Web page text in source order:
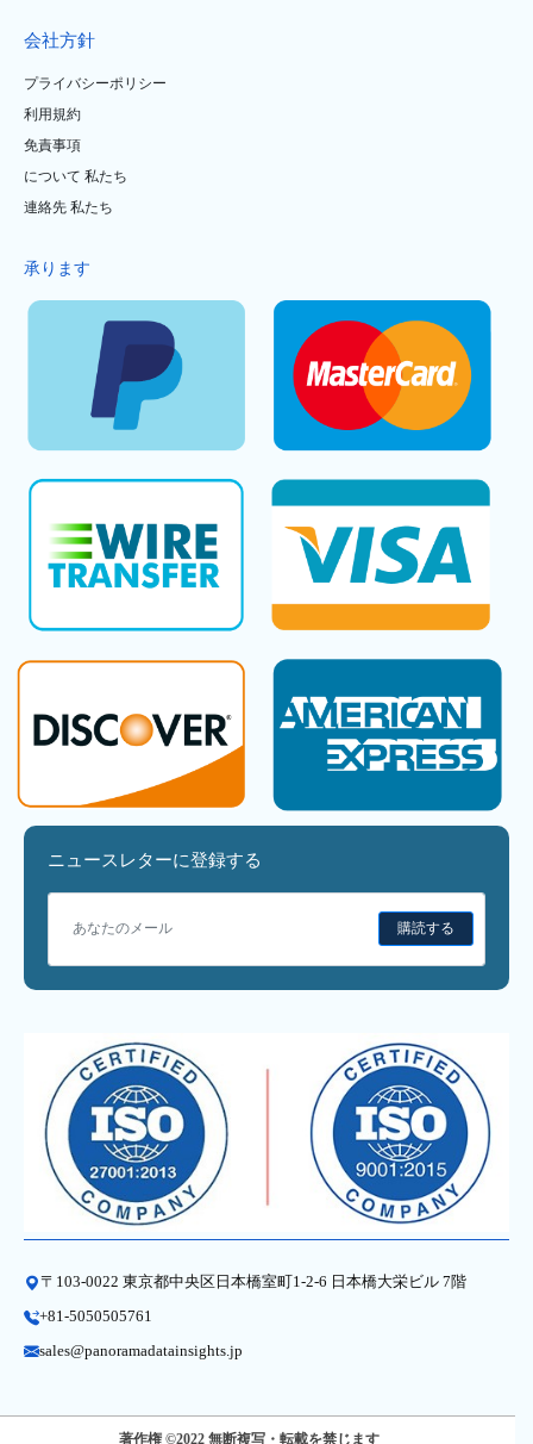
会社方針
プライバシーポリシー
利用規約
免責事項
について 私たち
連絡先 私たち
承ります
ニュースレターに登録する
購読する
〒103-0022 東京都中央区日本橋室町1-2-6 日本橋大栄ビル 7階
+81-5050505761
sales@panoramadatainsights.jp
著作権 ©2022 無断複写・転載を禁じます